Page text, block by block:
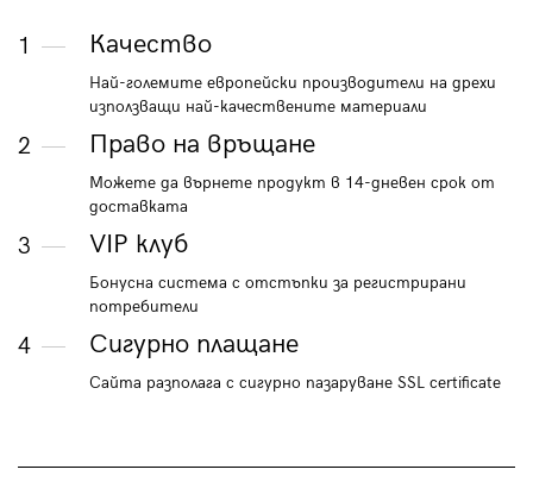
1 Качество
Най-големите европейски производители на дрехи
използващи най-качествените материали
2 Право на връщане
Можете да върнете продукт в 14-дневен срок от
доставката
3 VIP клуб
Бонусна система с отстъпки за регистрирани
потребители
4 Сигурно плащане
Сайта разполага с сигурно пазаруване SSL certificate